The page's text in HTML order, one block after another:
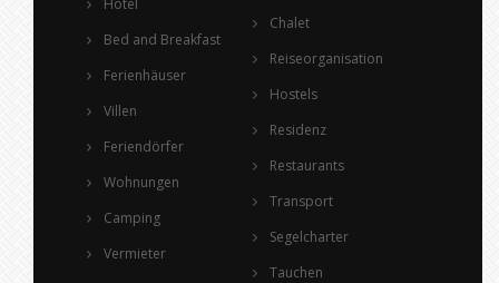
Bed and Breakfast
Ferienhäuser
Villen
Feriendörfer
Wohnungen
Camping
Vermieter
Chalet
Reiseorganisation
Hostels
Residenz
Restaurants
Transport
Segelcharter
Tauchen